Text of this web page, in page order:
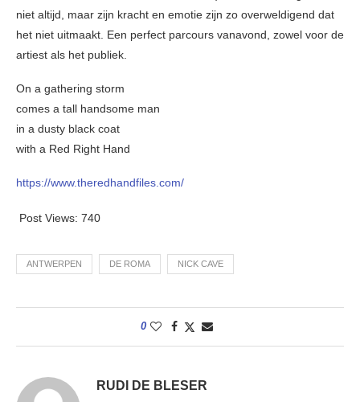
niet altijd, maar zijn kracht en emotie zijn zo overweldigend dat
het niet uitmaakt. Een perfect parcours vanavond, zowel voor de
artiest als het publiek.
On a gathering storm
comes a tall handsome man
in a dusty black coat
with a Red Right Hand
https://www.theredhandfiles.com/
Post Views: 740
ANTWERPEN DE ROMA NICK CAVE
0
RUDI DE BLESER